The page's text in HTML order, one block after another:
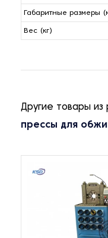
Габаритные размеры
Вес (кг)
Другие товары из
прессы для